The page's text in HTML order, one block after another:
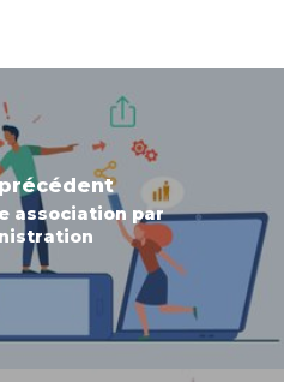
association par